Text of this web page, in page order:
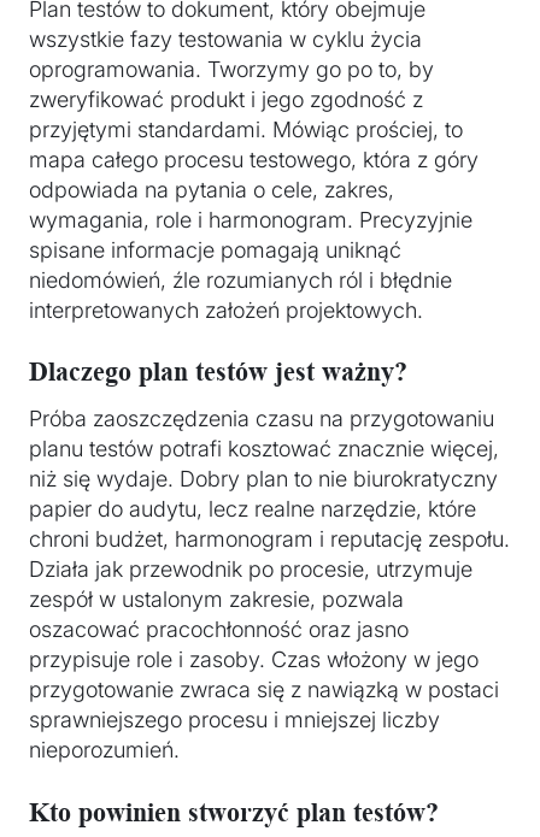
Plan testów to dokument, który obejmuje
wszystkie fazy testowania w cyklu życia
oprogramowania. Tworzymy go po to, by
zweryfikować produkt i jego zgodność z
przyjętymi standardami. Mówiąc prościej, to
mapa całego procesu testowego, która z góry
odpowiada na pytania o cele, zakres,
wymagania, role i harmonogram. Precyzyjnie
spisane informacje pomagają uniknąć
niedomówień, źle rozumianych ról i błędnie
interpretowanych założeń projektowych.
Dlaczego plan testów jest ważny?
Próba zaoszczędzenia czasu na przygotowaniu
planu testów potrafi kosztować znacznie więcej,
niż się wydaje. Dobry plan to nie biurokratyczny
papier do audytu, lecz realne narzędzie, które
chroni budżet, harmonogram i reputację zespołu.
Działa jak przewodnik po procesie, utrzymuje
zespół w ustalonym zakresie, pozwala
oszacować pracochłonność oraz jasno
przypisuje role i zasoby. Czas włożony w jego
przygotowanie zwraca się z nawiązką w postaci
sprawniejszego procesu i mniejszej liczby
nieporozumień.
Kto powinien stworzyć plan testów?